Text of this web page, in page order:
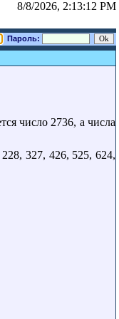
8/8/2026, 2:13:12 PM
Пароль:
число 2736, а числа
327, 426, 525, 624,